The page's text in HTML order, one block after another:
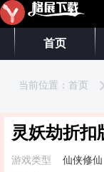
首页
当前位置： 首页
灵妖劫折扣
游戏类型
仙侠修仙